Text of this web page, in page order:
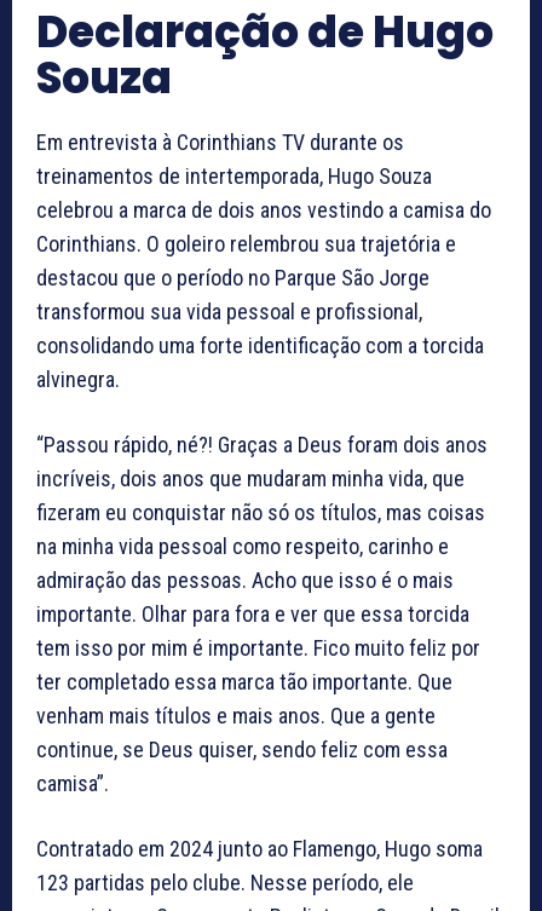
Declaração de Hugo
Souza
Em entrevista à Corinthians TV durante os
treinamentos de intertemporada, Hugo Souza
celebrou a marca de dois anos vestindo a camisa do
Corinthians. O goleiro relembrou sua trajetória e
destacou que o período no Parque São Jorge
transformou sua vida pessoal e profissional,
consolidando uma forte identificação com a torcida
alvinegra.
“Passou rápido, né?! Graças a Deus foram dois anos
incríveis, dois anos que mudaram minha vida, que
fizeram eu conquistar não só os títulos, mas coisas
na minha vida pessoal como respeito, carinho e
admiração das pessoas. Acho que isso é o mais
importante. Olhar para fora e ver que essa torcida
tem isso por mim é importante. Fico muito feliz por
ter completado essa marca tão importante. Que
venham mais títulos e mais anos. Que a gente
continue, se Deus quiser, sendo feliz com essa
camisa”.
Contratado em 2024 junto ao Flamengo, Hugo soma
123 partidas pelo clube. Nesse período, ele